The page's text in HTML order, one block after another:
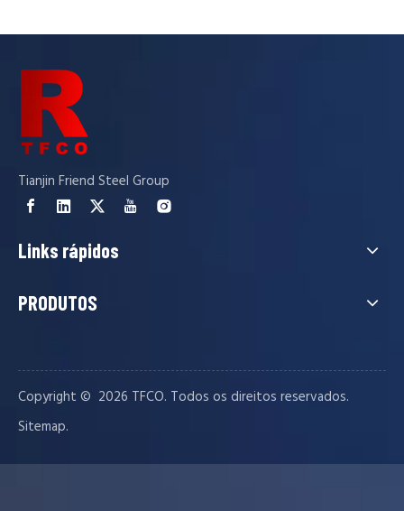
Tianjin Friend Steel Group
Links rápidos
PRODUTOS
Copyright © ️ 2026 TFCO. Todos os direitos reservados.
Sitemap.